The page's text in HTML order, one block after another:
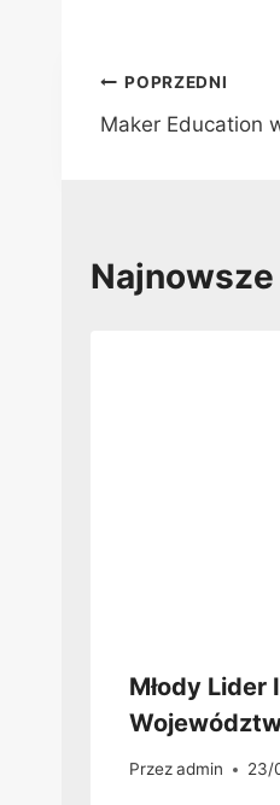
Nawigacja
wpisu
POPRZEDNI
Maker Education
Młody Lider
Przezadmin 23/